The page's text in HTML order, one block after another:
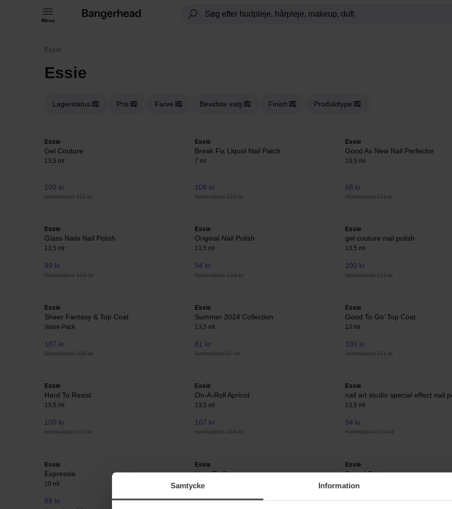
Samtycke Information
Menu
Essie
Essie
Lagerstatus Pris Farve Bevidste valg Finish Produkttype
Essie
Gel Couture
13,5 ml
100 kr
Normalpris 111 kr
Essie
Break Fix Liquid Nail Patch
7 ml
108 kr
Normalpris 119 kr
Essie
Good As New Nail Perfector
13,5 ml
68 kr
Normalpris 111 kr
Essie
Glass Nails Nail Polish
13,5 ml
99 kr
Normalpris 109 kr
Essie
Original Nail Polish
13.5 ml
94 kr
Normalpris 104 kr
Essie
gel couture nail polish
13,5 ml
100 kr
Normalpris 111 kr
Essie
Sheer Fantasy & Top Coat
Value Pack
187 kr
Normalpris 208 kr
Essie
Summer 2024 Collection
13,5 ml
81 kr
Normalpris 97 kr
Essie
Good To Go’ Top Coat
13 ml
100 kr
Normalpris 111 kr
Essie
Hard To Resist
13,5 ml
100 kr
Normalpris 111 kr
Essie
On-A-Roll Apricot
13,5 ml
107 kr
Normalpris 118 kr
Essie
nail art studio special effect nail
13,5 ml
94 kr
Normalpris 104 kr
Essie
Expressie
10 ml
88 kr
Essie
Here To Stay
13.5 ml
100 kr
Essie
Speed Setter
13.5 ml